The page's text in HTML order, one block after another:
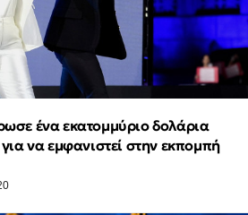
ένα εκατομμύριο δολάρια
να εμφανιστεί στην εκπομπή